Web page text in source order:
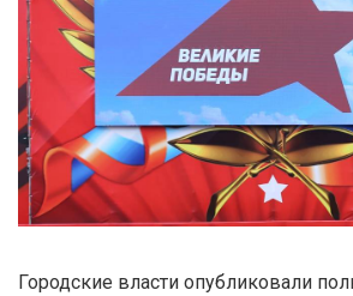
Городские власти опубликовали